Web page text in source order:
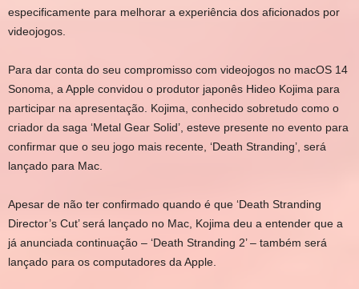
especificamente para melhorar a experiência dos aficionados por
videojogos.
Para dar conta do seu compromisso com videojogos no macOS 14
Sonoma, a Apple convidou o produtor japonês Hideo Kojima para
participar na apresentação. Kojima, conhecido sobretudo como o
criador da saga ‘Metal Gear Solid’, esteve presente no evento para
confirmar que o seu jogo mais recente, ‘Death Stranding’, será
lançado para Mac.
Apesar de não ter confirmado quando é que ‘Death Stranding
Director’s Cut’ será lançado no Mac, Kojima deu a entender que a
já anunciada continuação – ‘Death Stranding 2’ – também será
lançado para os computadores da Apple.